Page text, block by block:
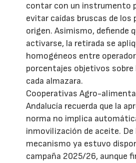
contar con un instrumento
evitar caídas bruscas de los
origen. Asimismo, defiende
activarse, la retirada se
homogéneos entre
porcentajes objetivos sobre
cada almazara.
Cooperativas Agro-
Andalucía recuerda que la
norma no implica
inmovilización de aceite. De
mecanismo ya estuvo
campaña 2025/26, aunque